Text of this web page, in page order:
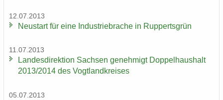
12.07.2013
Neu­start für eine In­dus­trie­bra­che in Rup­perts­grün
11.07.2013
Lan­des­di­rek­ti­on Sach­sen ge­neh­migt Dop­pel­haus­halt
2013/2014 des Vogt­land­krei­ses
05.07.2013